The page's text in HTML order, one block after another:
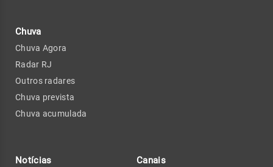
Chuva
Chuva Agora
Radar RJ
Outros radares
Chuva prevista
Chuva acumulada
Notícias Canais